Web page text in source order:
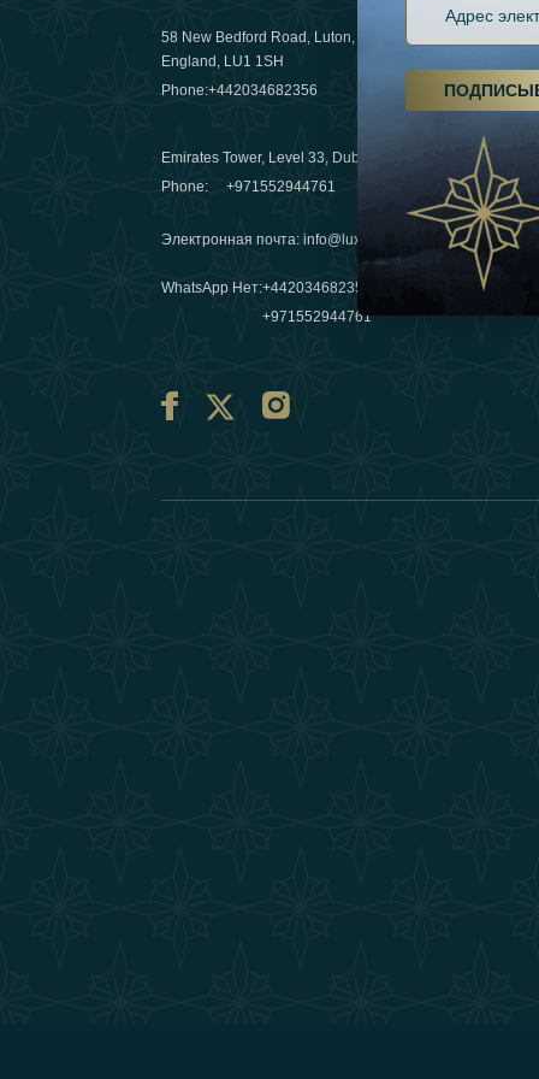
58 New Bedford Road, Luton,
England, LU1 1SH
Phone:+442034682356
Emirates Tower, Level 33, Dubai, UAE
Phone:+971552944761
Электронная почта:info@luxafar.com
WhatsApp Нет:+442034682356
+971552944761
Пешие
03 April
Зимние
10 March